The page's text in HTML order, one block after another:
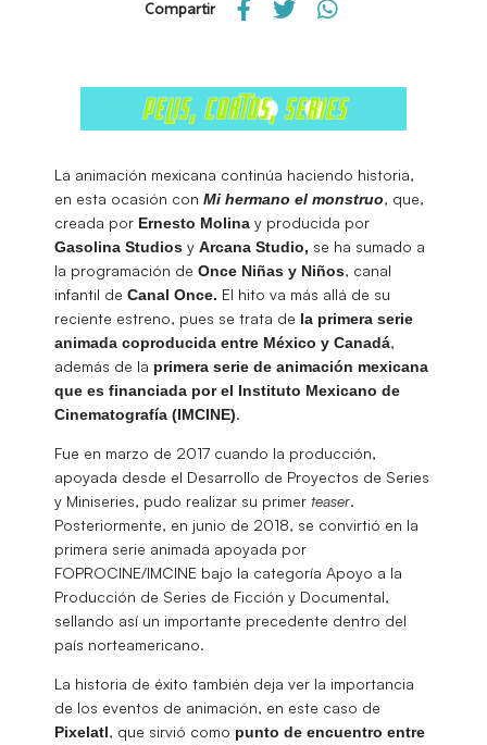
Compartir
La animación mexicana continúa haciendo historia,
en esta ocasión con Mi hermano el monstruo, que,
creada por Ernesto Molina y producida por
Gasolina Studios y Arcana Studio, se ha sumado a
la programación de Once Niñas y Niños, canal
infantil de Canal Once. El hito va más allá de su
reciente estreno, pues se trata de la primera serie
animada coproducida entre México y Canadá,
además de la primera serie de animación mexicana
que es financiada por el Instituto Mexicano de
Cinematografía (IMCINE).
Fue en marzo de 2017 cuando la producción,
apoyada desde el Desarrollo de Proyectos de Series
y Miniseries, pudo realizar su primer teaser.
Posteriormente, en junio de 2018, se convirtió en la
primera serie animada apoyada por
FOPROCINE/IMCINE bajo la categoría Apoyo a la
Producción de Series de Ficción y Documental,
sellando así un importante precedente dentro del
país norteamericano.
La historia de éxito también deja ver la importancia
de los eventos de animación, en este caso de
Pixelatl, que sirvió como punto de encuentro entre